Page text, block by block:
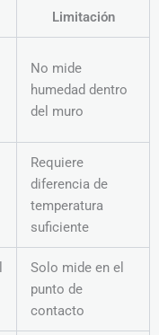
Limitación
No mide
humedad dentro
del muro
Requiere
diferencia de
temperatura
suficiente
Solo mide en el
punto de
contacto